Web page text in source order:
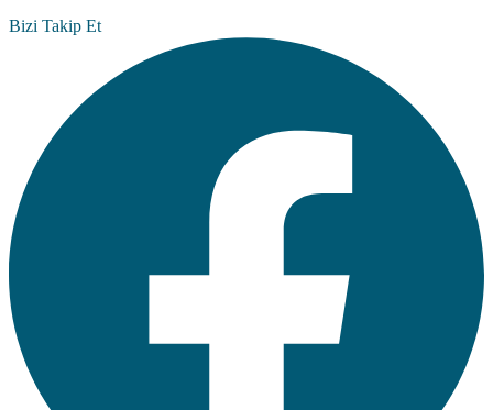
Bizi Takip Et